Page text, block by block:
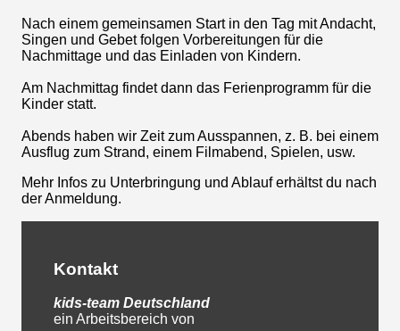
Nach einem gemeinsamen Start in den Tag mit Andacht,
Singen und Gebet folgen Vorbereitungen für die
Nachmittage und das Einladen von Kindern.
Am Nachmittag findet dann das Ferienprogramm für die
Kinder statt.
Abends haben wir Zeit zum Ausspannen, z. B. bei einem
Ausflug zum Strand, einem Filmabend, Spielen, usw.
Mehr Infos zu Unterbringung und Ablauf erhältst du nach
der Anmeldung.
Kontakt
kids-team Deutschland
ein Arbeitsbereich von